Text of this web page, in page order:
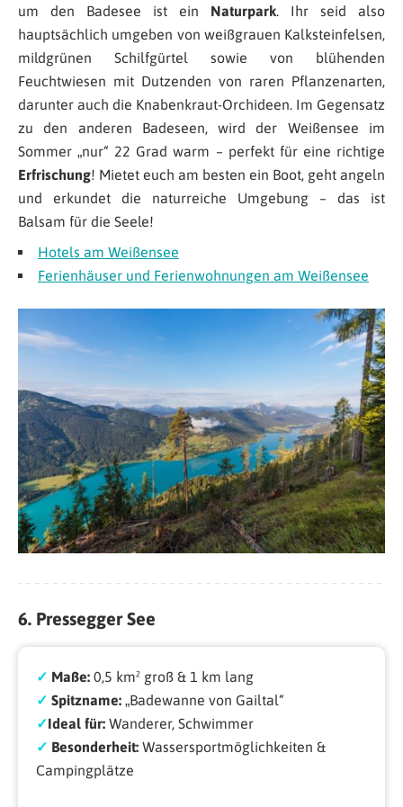
um den Badesee ist ein Naturpark. Ihr seid also
hauptsächlich umgeben von weißgrauen Kalksteinfelsen,
mildgrünen Schilfgürtel sowie von blühenden
Feuchtwiesen mit Dutzenden von raren Pflanzenarten,
darunter auch die Knabenkraut-Orchideen. Im Gegensatz
zu den anderen Badeseen, wird der Weißensee im
Sommer „nur“ 22 Grad warm – perfekt für eine richtige
Erfrischung! Mietet euch am besten ein Boot, geht angeln
und erkundet die naturreiche Umgebung – das ist
Balsam für die Seele!
Hotels am Weißensee
Ferienhäuser und Ferienwohnungen am Weißensee
6. Pressegger See
✓ Maße: 0,5 km² groß & 1 km lang
✓ Spitzname: „Badewanne von Gailtal“
✓Ideal für: Wanderer, Schwimmer
✓ Besonderheit: Wassersportmöglichkeiten &
Campingplätze